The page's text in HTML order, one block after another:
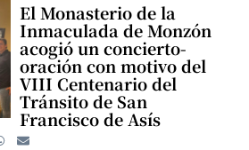
El Monasterio de la
Inmaculada de Monzón
acogió un concierto-
oración con motivo del
VIII Centenario del
Tránsito de San
Francisco de Asís